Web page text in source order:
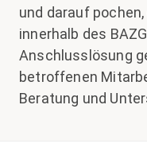
und darauf
innerhalb des
Anschlusslösung
betroffenen
Beratung und